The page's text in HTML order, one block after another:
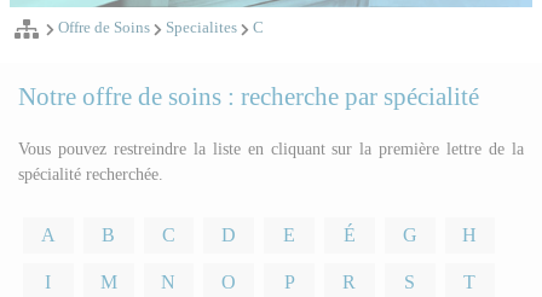
Offre de Soins Specialites C
Notre offre de soins : recherche par spécialité
Vous pouvez restreindre la liste en cliquant sur la première lettre de la
spécialité recherchée.
A B C D E É G H
I M N O P R S T